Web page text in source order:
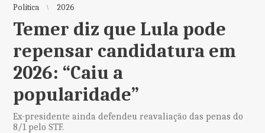
Política 2026
Temer diz que Lula pode
repensar candidatura em
2026: “Caiu a
popularidade”
Ex-presidente ainda defendeu reavaliação das penas do
8/1 pelo STF.